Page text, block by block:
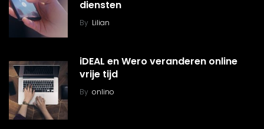
diensten
By Lilian
iDEAL en Wero veranderen online
vrije tijd
By onlino